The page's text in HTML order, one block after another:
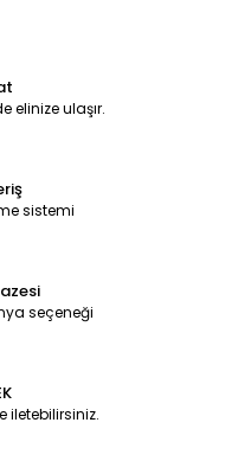
elinize ulaşır.
sistemi
seçeneği
iletebilirsiniz.